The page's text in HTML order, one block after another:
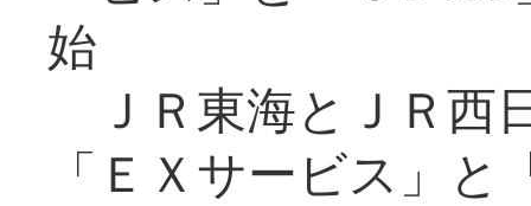
始
ＪＲ東海とＪＲ西
「ＥＸサービス」